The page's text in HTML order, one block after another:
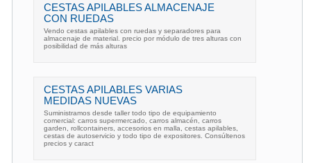
CESTAS APILABLES ALMACENAJE
CON RUEDAS
Vendo cestas apilables con ruedas y separadores para
almacenaje de material. precio por módulo de tres alturas con
posibilidad de más alturas
CESTAS APILABLES VARIAS
MEDIDAS NUEVAS
Suministramos desde taller todo tipo de equipamiento
comercial: carros supermercado, carros almacén, carros
garden, rollcontainers, accesorios en malla, cestas apilables,
cestas de autoservicio y todo tipo de expositores. Consúltenos
precios y caract